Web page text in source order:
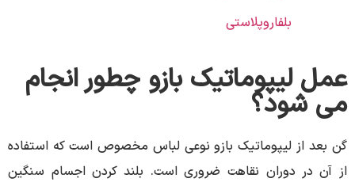
بلفاروپلاستی
عمل لیپوماتیک بازو چطور انجام
می شود؟
گن بعد از لیپوماتیک بازو نوعی لباس مخصوص است که استفاده
از آن در دوران نقاهت ضروری است. بلند کردن اجسام سنگین